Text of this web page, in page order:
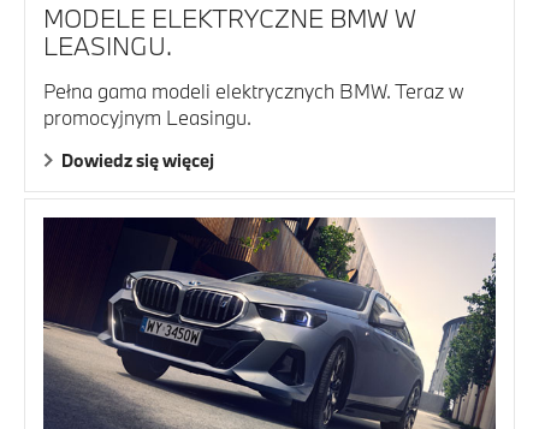
MODELE ELEKTRYCZNE BMW W
LEASINGU.
Pełna gama modeli elektrycznych BMW. Teraz w
promocyjnym Leasingu.
Dowiedz się więcej